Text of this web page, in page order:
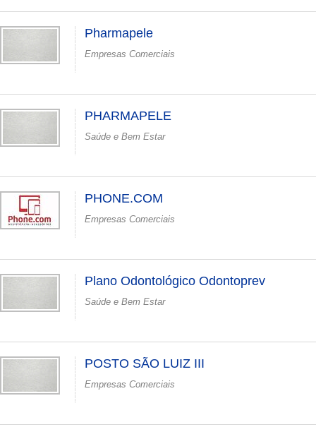
Pharmapele
Empresas Comerciais
PHARMAPELE
Saúde e Bem Estar
PHONE.COM
Empresas Comerciais
Plano Odontológico Odontoprev
Saúde e Bem Estar
POSTO SÃO LUIZ III
Empresas Comerciais